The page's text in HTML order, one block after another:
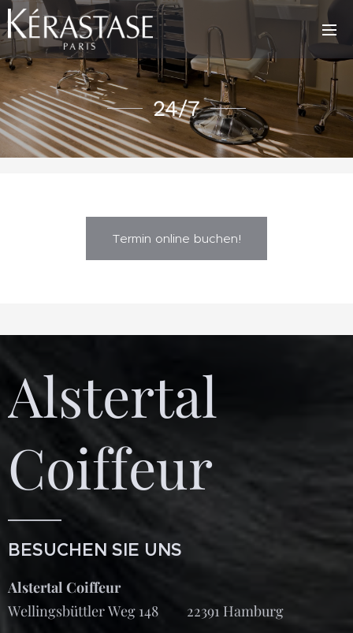
24/7
Termin online buchen!
Alstertal
Coiffeur
BESUCHEN SIE UNS
Alstertal Coiffeur
Wellingsbüttler Weg 148 22391 Hamburg